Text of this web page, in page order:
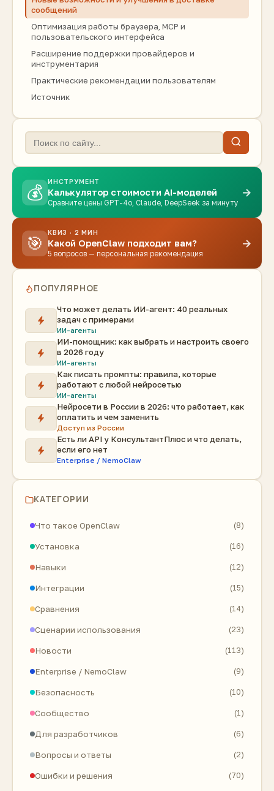
сообщений
Оптимизация работы браузера, MCP и
пользовательского интерфейса
Расширение поддержки провайдеров и
инструментария
Практические рекомендации пользователям
Источник
💰
ИНСТРУМЕНТ
Калькулятор стоимости AI-моделей
Сравните цены GPT-4o, Claude, DeepSeek за минуту
→
🎯
КВИЗ · 2 МИН
Какой OpenClaw подходит вам?
5 вопросов — персональная рекомендация
→
ПОПУЛЯРНОЕ
Что может делать ИИ-агент: 40 реальных
задач с примерами
ИИ-агенты
ИИ-помощник: как выбрать и настроить своего
в 2026 году
ИИ-агенты
Как писать промпты: правила, которые
работают с любой нейросетью
ИИ-агенты
Нейросети в России в 2026: что работает, как
оплатить и чем заменить
Доступ из России
Есть ли API у КонсультантПлюс и что делать,
если его нет
Enterprise / NemoClaw
КАТЕГОРИИ
Что такое OpenClaw (8)
Установка (16)
Навыки (12)
Интеграции (15)
Сравнения (14)
Сценарии использования (23)
Новости (113)
Enterprise / NemoClaw (9)
Безопасность (10)
Сообщество (1)
Для разработчиков (6)
Вопросы и ответы (2)
Ошибки и решения (70)